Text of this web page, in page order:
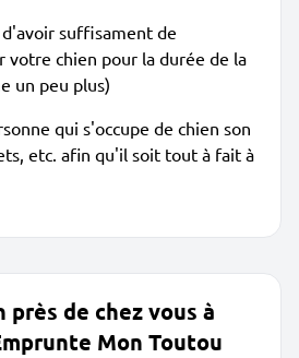
suffisament de
votre chien pour la durée de la
un peu plus)
qui s'occupe de chien son
etc. afin qu'il soit tout à fait à
près de chez vous à
Mon Toutou